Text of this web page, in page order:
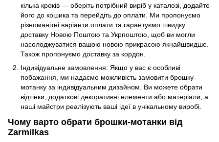
кілька кроків — оберіть потрібний виріб у каталозі, додайте
його до кошика та перейдіть до оплати. Ми пропонуємо
різноманітні варіанти оплати та гарантуємо швидку
доставку Новою Поштою та Укрпоштою, щоб ви могли
насолоджуватися вашою новою прикрасою якнайшвидше.
Також пропонуємо доставку за кордон.
Індивідуальне замовлення: Якщо у вас є особливі
побажання, ми надаємо можливість замовити брошку-
мотанку за індивідуальним дизайном. Ви можете обрати
відтінки, додаткові декоративні елементи або матеріали, а
наші майстри реалізують ваші ідеї в унікальному виробі.
Чому варто обрати брошки-мотанки від
Zarmilkas